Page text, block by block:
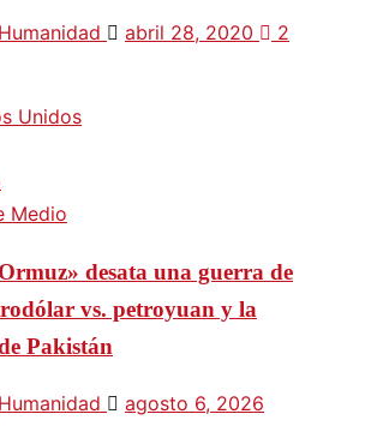
abril 28, 2020 2
Unidos
Medio
desata una guerra de
vs. petroyuan y la
Pakistán
agosto 6, 2026